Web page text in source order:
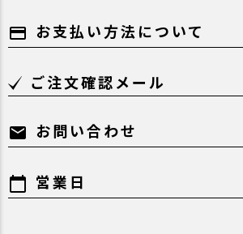
payment お支払い方法について
ご注文確認メール
mail お問い合わせ
calendar_today 営業日